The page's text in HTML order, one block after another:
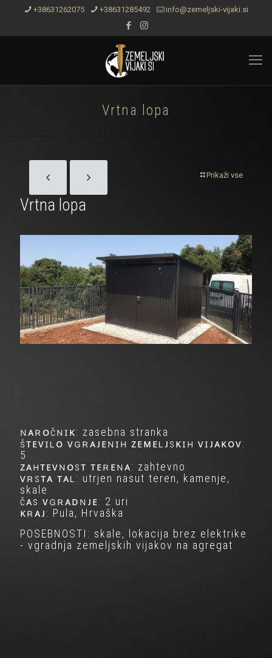
+38631262075 +38631285492 info@zemeljski-vijaki.si
Vrtna lopa
Prikaži vse
Vrtna lopa
ɴᴀʀᴏčɴɪᴋ: zasebna stranka
šᴛᴇᴠɪʟᴏ ᴠɢʀᴀᴊᴇɴɪʜ ᴢᴇᴍᴇʟᴊsᴋɪʜ ᴠɪᴊᴀᴋᴏᴠ:
5
ᴢᴀʜᴛᴇᴠɴᴏsᴛ ᴛᴇʀᴇɴᴀ: zahtevno
ᴠʀsᴛᴀ ᴛᴀʟ: utrjen nasut teren, kamenje,
skale
čᴀs ᴠɢʀᴀᴅɴᴊᴇ: 2 uri
ᴋʀᴀᴊ: Pula, Hrvaška
POSEBNOSTI: skale, lokacija brez elektrike
- vgradnja zemeljskih vijakov na agregat